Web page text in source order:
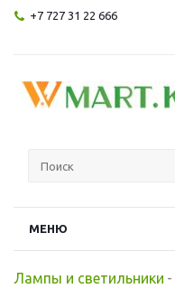
+7 727 31 22 666
МЕНЮ
Лампы и светильники -